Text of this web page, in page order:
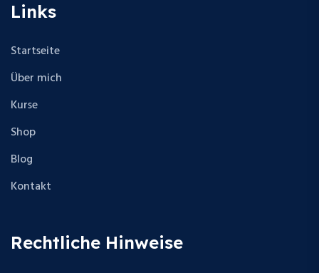
Links
Startseite
Über mich
Kurse
Shop
Blog
Kontakt
Rechtliche Hinweise